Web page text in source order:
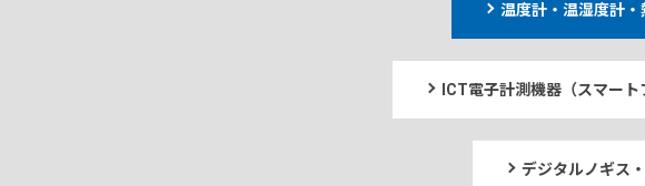
温度計・温湿度計
ICT電子計測機器（スマート
デジタルノギス